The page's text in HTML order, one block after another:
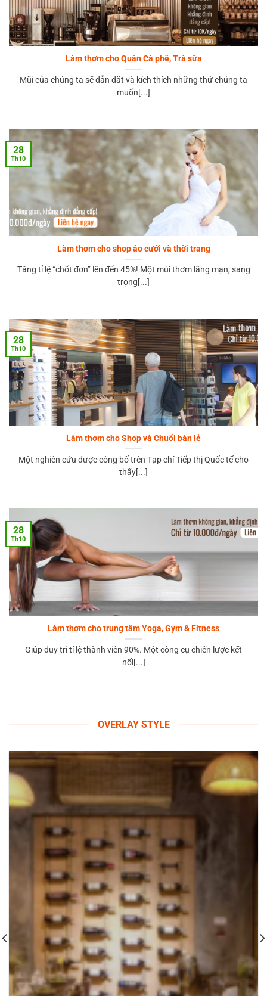
Làm thơm cho Quán Cà phê, Trà sữa
Mũi của chúng ta sẽ dẫn dắt và kích thích những thứ chúng ta
muốn[...]
Làm thơm cho shop áo cưới và thời trang
Tăng tỉ lệ “chốt đơn” lên đến 45%! Một mùi thơm lãng mạn, sang
trọng[...]
28
Th10
Làm thơm cho Shop và Chuổi bán lẻ
Một nghiên cứu được công bố trên Tạp chí Tiếp thị Quốc tế cho
thấy[...]
28
Th10
Làm thơm cho trung tâm Yoga, Gym & Fitness
Giúp duy trì tỉ lệ thành viên 90%. Một công cụ chiến lược kết
nối[...]
28
Th10
OVERLAY STYLE